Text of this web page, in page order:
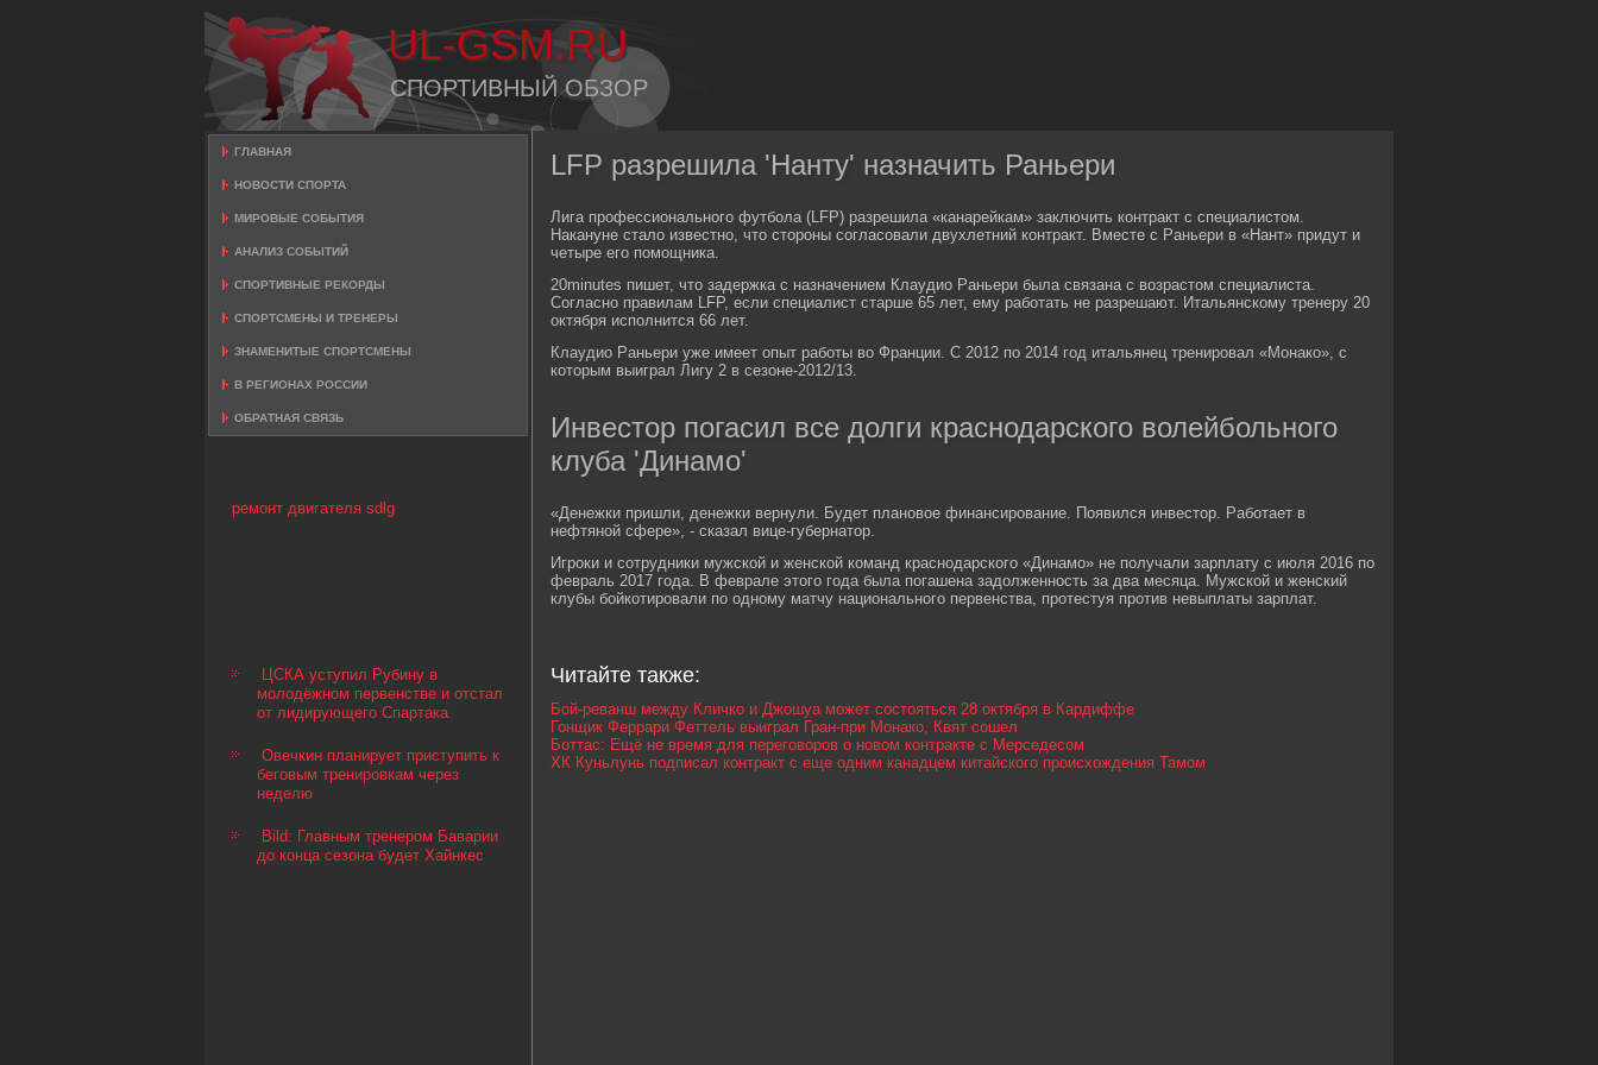
UL-GSM.RU
СПОРТИВНЫЙ ОБЗОР
ГЛАВНАЯ
НОВОСТИ СПОРТА
МИРОВЫЕ СОБЫТИЯ
АНАЛИЗ СОБЫТИЙ
СПОРТИВНЫЕ РЕКОРДЫ
СПОРТСМЕНЫ И ТРЕНЕРЫ
ЗНАМЕНИТЫЕ СПОРТСМЕНЫ
В РЕГИОНАХ РОССИИ
ОБРАТНАЯ СВЯЗЬ
ремонт двигателя sdlg
ЦСКА уступил Рубину в
молодёжном первенстве и отстал
от лидирующего Спартака
Овечкин планирует приступить к
беговым тренировкам через
неделю
Bild: Главным тренером Баварии
до конца сезона будет Хайнкес
LFP разрешила 'Нанту' назначить Раньери
Лига профессионального футбола (LFP) разрешила «канарейкам» заключить контракт с специалистом.
Накануне стало известно, что стороны согласовали двухлетний контракт. Вместе с Раньери в «Нант» придут и
четыре его помощника.
20minutes пишет, что задержка с назначением Клаудио Раньери была связана с возрастом специалиста.
Согласно правилам LFP, если специалист старше 65 лет, ему работать не разрешают. Итальянскому тренеру 20
октября исполнится 66 лет.
Клаудио Раньери уже имеет опыт работы во Франции. С 2012 по 2014 год итальянец тренировал «Монако», с
которым выиграл Лигу 2 в сезоне-2012/13.
Инвестор погасил все долги краснодарского волейбольного
клуба 'Динамо'
«Денежки пришли, денежки вернули. Будет плановое финансирование. Появился инвестор. Работает в
нефтяной сфере», - сказал вице-губернатор.
Игроки и сотрудники мужской и женской команд краснодарского «Динамо» не получали зарплату с июля 2016 по
февраль 2017 года. В феврале этого года была погашена задолженность за два месяца. Мужской и женский
клубы бойкотировали по одному матчу национального первенства, протестуя против невыплаты зарплат.
Читайте также:
Бой-реванш между Кличко и Джошуа может состояться 28 октября в Кардиффе
Гонщик Феррари Феттель выиграл Гран-при Монако, Квят сошел
Боттас: Ещё не время для переговоров о новом контракте с Мерседесом
ХК Куньлунь подписал контракт с еще одним канадцем китайского происхождения Тамом